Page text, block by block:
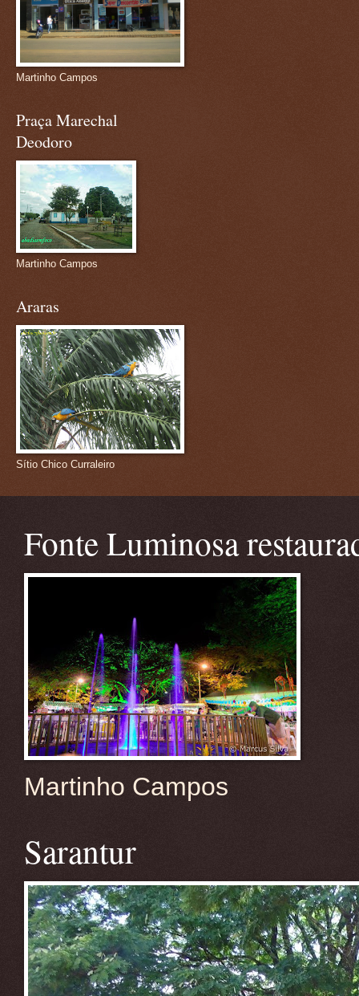
Martinho Campos
Praça Marechal
Deodoro
Martinho Campos
Araras
Sítio Chico Curraleiro
Fonte Luminosa
Martinho Campos
Sarantur